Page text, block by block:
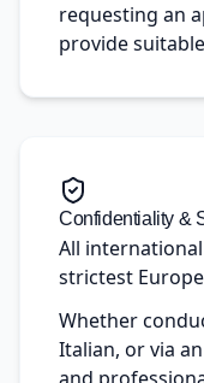
requesting an
provide
Confidentiality &
All
strictest
Whether
Italian, or via